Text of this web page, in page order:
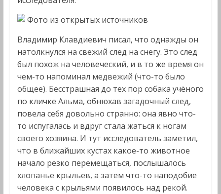
Фото из открытых источников
Владимир Клавдиевич писал, что однажды он
натолкнулся на свежий след на снегу. Это след
был похож на человеческий, и в то же время он
чем-то напоминал медвежий (что-то было
общее). Бесстрашная до тех пор собака учёного
по кличке Альма, обнюхав загадочный след,
повела себя довольно странно: она явно что-
то испугалась и вдруг стала жаться к ногам
своего хозяина. И тут исследователь заметил,
что в ближайших кустах какое-то животное
начало резко перемещаться, послышалось
хлопанье крыльев, а затем что-то наподобие
человека с крыльями появилось над рекой.